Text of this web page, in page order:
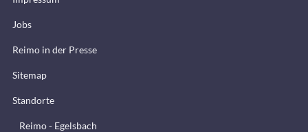
Jobs
Reimo in der Presse
Sitemap
Standorte
Reimo - Egelsbach